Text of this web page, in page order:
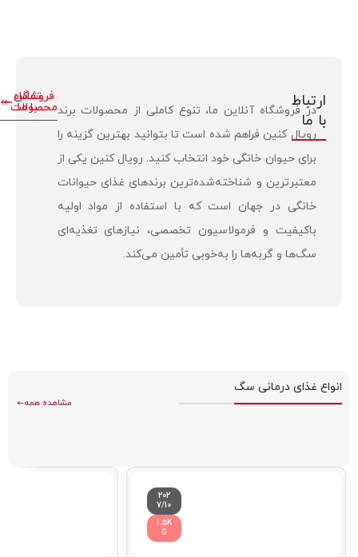
ارتباط
با ما
در فروشگاه آنلاین ما، تنوع کاملی از محصولات برند
رویال کنین فراهم شده است تا بتوانید بهترین گزینه را
برای حیوان خانگی خود انتخاب کنید. رویال کنین یکی از
معتبرترین و شناخته‌شده‌ترین برندهای غذای حیوانات
خانگی در جهان است که با استفاده از مواد اولیه
باکیفیت و فرمولاسیون تخصصی، نیازهای تغذیه‌ای
سگ‌ها و گربه‌ها را به‌خوبی تأمین می‌کند.
فروشگاه
محصولات
تماس
با ما
انواع غذای درمانی سگ
مشاهده همه
202
7/10
1.5K
G